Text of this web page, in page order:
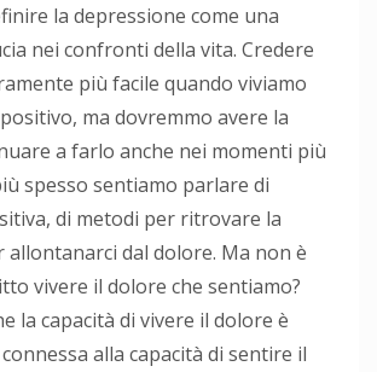
la depressione come una
nei confronti della vita. Credere
più facile quando viviamo
ma dovremmo avere la
a farlo anche nei momenti più
spesso sentiamo parlare di
di metodi per ritrovare la
allontanarci dal dolore. Ma non è
vivere il dolore che sentiamo?
la capacità di vivere il dolore è
alla capacità di sentire il